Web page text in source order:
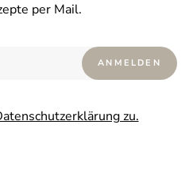
per Mail.
zu.